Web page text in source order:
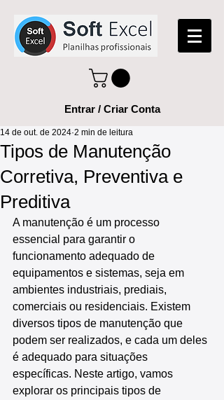
Entrar / Criar Conta
Tipos de Manutenção
Corretiva, Preventiva e
Preditiva
14 de out. de 2024 2 min de leitura
A manutenção é um processo
essencial para garantir o
funcionamento adequado de
equipamentos e sistemas, seja em
ambientes industriais, prediais,
comerciais ou residenciais. Existem
diversos tipos de manutenção que
podem ser realizados, e cada um deles
é adequado para situações
específicas. Neste artigo, vamos
explorar os principais tipos de